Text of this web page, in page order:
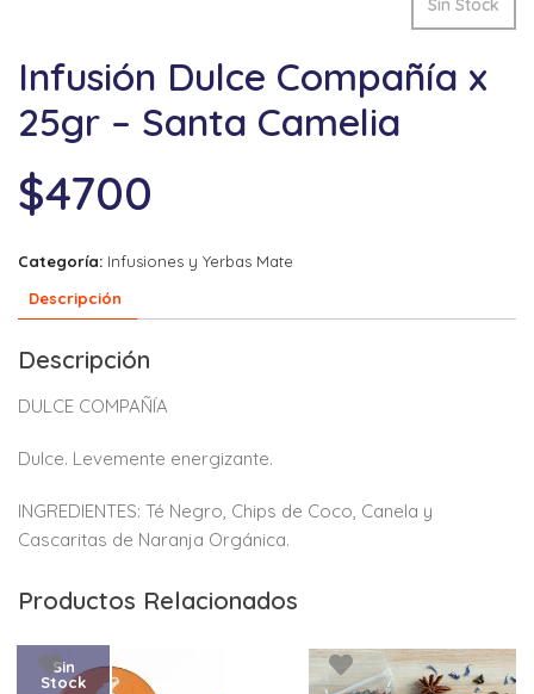
Sin Stock
Infusión Dulce Compañía x
25gr – Santa Camelia
$4700
Categoría: Infusiones y Yerbas Mate
Descripción
Descripción
DULCE COMPAÑÍA
Dulce. Levemente energizante.
INGREDIENTES: Té Negro, Chips de Coco, Canela y
Cascaritas de Naranja Orgánica.
Productos Relacionados
Sin
Stock